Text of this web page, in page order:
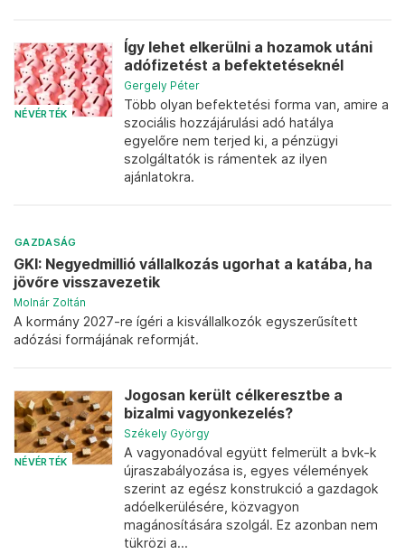
NÉVÉRTÉK
Így lehet elkerülni a hozamok utáni
adófizetést a befektetéseknél
Gergely Péter
Több olyan befektetési forma van, amire a
szociális hozzájárulási adó hatálya
egyelőre nem terjed ki, a pénzügyi
szolgáltatók is rámentek az ilyen
ajánlatokra.
GAZDASÁG
GKI: Negyedmillió vállalkozás ugorhat a katába, ha
jövőre visszavezetik
Molnár Zoltán
A kormány 2027-re ígéri a kisvállalkozók egyszerűsített
adózási formájának reformját.
NÉVÉRTÉK
Jogosan került célkeresztbe a
bizalmi vagyonkezelés?
Székely György
A vagyonadóval együtt felmerült a bvk-k
újraszabályozása is, egyes vélemények
szerint az egész konstrukció a gazdagok
adóelkerülésére, közvagyon
magánosítására szolgál. Ez azonban nem
tükrözi a...